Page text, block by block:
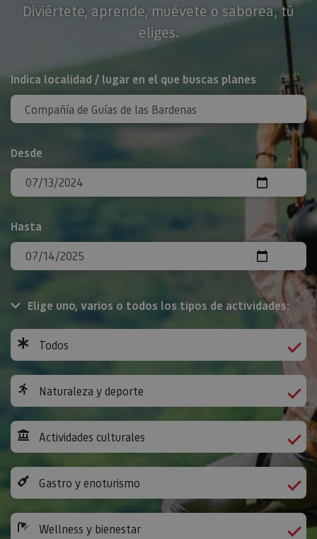
Diviértete, aprende, muévete o saborea, tú
eliges.
BUSCAR
Indica localidad / lugar en el que buscas planes
Desde
Hasta
Elige uno, varios o todos los tipos de actividades:
Todos
Naturaleza y deporte
Actividades culturales
Gastro y enoturismo
Wellness y bienestar